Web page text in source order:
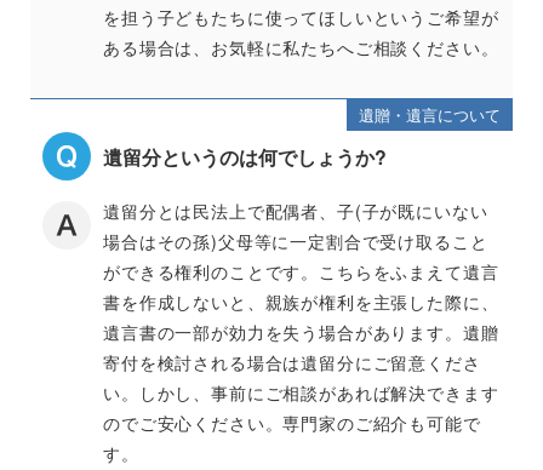
を担う子どもたちに使ってほしいというご希望が
ある場合は、お気軽に私たちへご相談ください。
遺贈・遺言について
遺留分というのは何でしょうか?
遺留分とは民法上で配偶者、子(子が既にいない
場合はその孫)父母等に一定割合で受け取ること
ができる権利のことです。こちらをふまえて遺言
書を作成しないと、親族が権利を主張した際に、
遺言書の一部が効力を失う場合があります。遺贈
寄付を検討される場合は遺留分にご留意くださ
い。しかし、事前にご相談があれば解決できます
のでご安心ください。専門家のご紹介も可能で
す。